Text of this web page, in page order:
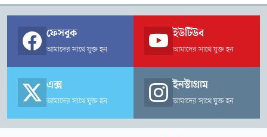
ফেসবুক
আমাদের সাথে যুক্ত হন
ইউটিউব
আমাদের সাথে যুক্ত হন
এক্স
আমাদের সাথে যুক্ত হন
ইনস্টাগ্রাম
আমাদের সাথে যুক্ত হন